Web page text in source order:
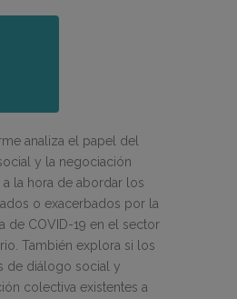
analiza el papel del
y la negociación
a la hora de abordar los
o exacerbados por la
de COVID-19 en el sector
También explora si los
de diálogo social y
colectiva existentes a